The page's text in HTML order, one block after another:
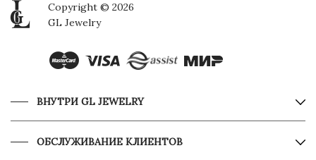
Copyright © 2026
GL Jewelry
ВНУТРИ GL JEWELRY
ОБСЛУЖИВАНИЕ КЛИЕНТОВ